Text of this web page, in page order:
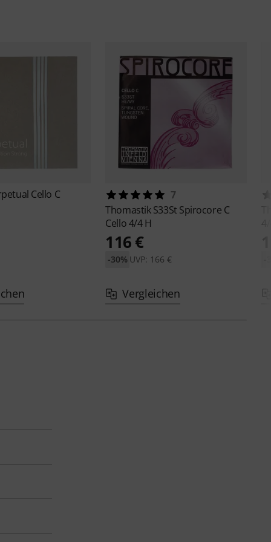
Cello C
7
ThomastikS33St Spirocore C
Cello 4/4 H
116 €
UVP: 166 €
-30%
Vergleichen